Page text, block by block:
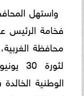
واستهل
فخامة الرئيس
محافظة
لثورة
الوطنية